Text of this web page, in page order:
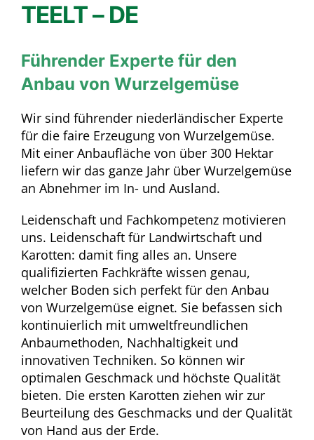
TEELT – DE
Führender Experte für den
Anbau von Wurzelgemüse
Wir sind führender niederländischer Experte
für die faire Erzeugung von Wurzelgemüse.
Mit einer Anbaufläche von über 300 Hektar
liefern wir das ganze Jahr über Wurzelgemüse
an Abnehmer im In- und Ausland.
Leidenschaft und Fachkompetenz motivieren
uns. Leidenschaft für Landwirtschaft und
Karotten: damit fing alles an. Unsere
qualifizierten Fachkräfte wissen genau,
welcher Boden sich perfekt für den Anbau
von Wurzelgemüse eignet. Sie befassen sich
kontinuierlich mit umweltfreundlichen
Anbaumethoden, Nachhaltigkeit und
innovativen Techniken. So können wir
optimalen Geschmack und höchste Qualität
bieten. Die ersten Karotten ziehen wir zur
Beurteilung des Geschmacks und der Qualität
von Hand aus der Erde.